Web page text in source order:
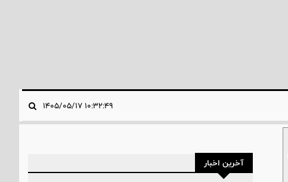
آخرین اخبار